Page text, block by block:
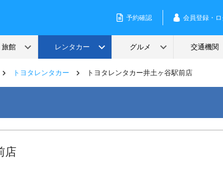
トヨタレンタカー トヨタレンタカー井土ヶ谷駅前店
店